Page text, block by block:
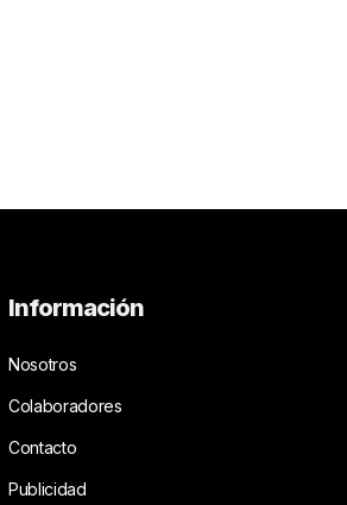
Información
Nosotros
Colaboradores
Contacto
Publicidad